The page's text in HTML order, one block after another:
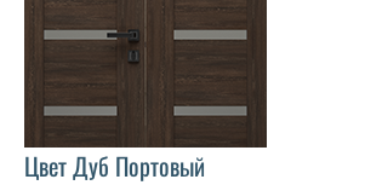
Цвет Дуб Портовый